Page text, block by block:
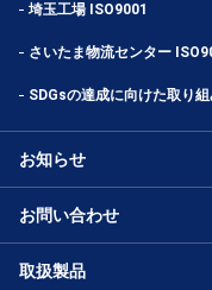
埼玉工場 ISO9001
さいたま物流センター
SDGsの達成に向けた取り
お知らせ
お問い合わせ
取扱製品